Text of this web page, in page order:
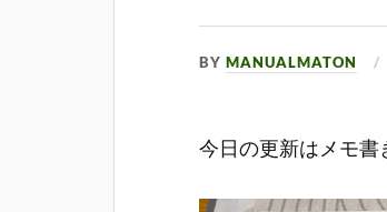
BYMANUALMATON
今日の更新はメモ書